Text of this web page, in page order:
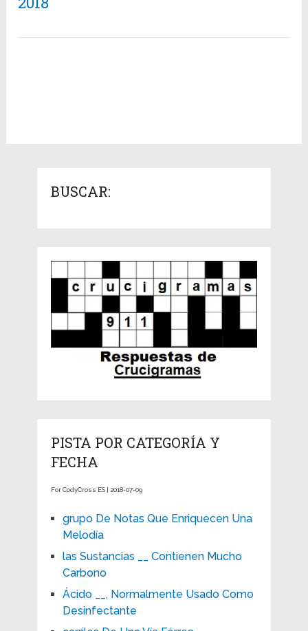
BUSCAR:
PISTA POR CATEGORÍA Y
FECHA
For CodyCross ES | 2018-07-09
grupo De Notas Que Enriquecen Una
Melodía
las Sustancias __ Contienen Mucho
Carbono
Ácido __, Normalmente Usado Como
Desinfectante